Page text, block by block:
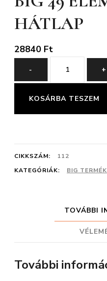
HÁTLAP
28840 Ft
-
49
ELEM
POLCOS
mennyiség
+
KOSÁRBA TESZEM
CIKKSZÁM:
112
KATEGÓRIÁK:
BIG
TOVÁBBI
További